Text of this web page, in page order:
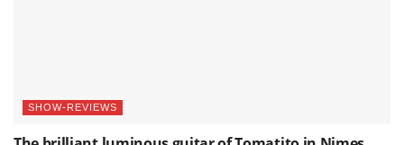
SHOW-REVIEWS